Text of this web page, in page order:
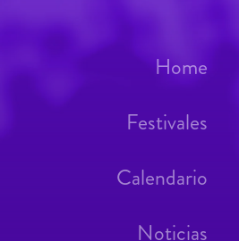
Home
Festivales
Calendario
Noticias